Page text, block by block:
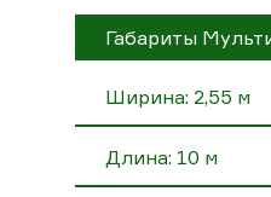
Габариты
Ширина: 2,55 м
Длина: 10 м